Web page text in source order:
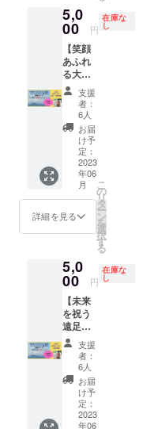
その際
の返金
は行い
ませ
ん。 ＊
キャン
プ場の
ルール
を守っ
て、皆
が楽し
く過ご
せるよ
うに努
めま
う。
✼••┈┈••
✼••┈┈••
✼••┈┈••
✼ 《リ
ターン
提供・
施行責
任者》
奈良隆
サービ
ス内容
に関す
る効果
効能
」を出
展。
2019年
6月に国
際平和
美術展
では神
奈川県
民ホー
ルにて
「Earth
Tree」
を出
品。そ
の後11
オース
トリア
ウィー
ンにあ
るハプ
スブル
ク家が
所有し
ていた
世界文
化遺産
「シェ
ーンブ
ルン宮
殿」に
時間に2
か月以
上は頂
きま
す） ＊
納品後
の商品
の使用
権は購
入した
方に移
ります
が、著
作権に
関して
者にあ
りま
制作し
た作品
の写真
等は宣
伝など
に使わ
せてい
ただき
ます。
＊具体
的にど
のよう
なもの
が欲し
て：児
童養護
施設に
14年間
勤め、
退社。
その
後、木
工作家
として
[HUG
WOOD
WORK
S] を立
ち上
アー
ティス
クな作
品作り
に勤
む。
2016年
9月に開
催した
初の個
展では
100人以
上の
方々が
足を運
ぶ。以
✼••┈┈••
✼••┈┈••
✼
方の相
談 ・W
ワー
カーの
心得
（会社
員＆副
業） ・
ただた
だお
話、夢
を語
る、妄
想トー
ク ・心
ネガ
ティブ
励まし
トーク
・オン
ライン
ゲーム
の相
手、な
どな
ど、 で
きる範
囲でリ
クエス
トにお
りたい
⑥SNS
をブ
ラッ
シュ
アップ
した
い、 こ
の機会
に一緒
に楽し
みませ
んか？
作品を1
人１つ
作りま
す。み
ないと
ころを
解決し
ながら
進めて
いきま
す。 オ
ンライ
ン90分
グルー
プ講
座。 5
月22日
もっと
鮮明に
目にみ
える形
にする
夢や目
標にワ
クワク
してい
ても ど
こかで
無理か
な…っ
て 気分
が下
がって
よね そ
こでオ
ススメ
するの
が「予
祝新
聞」な
んです
まるで
スポー
ツ新聞
の号外
のよう
5,0
00 円
在庫な
し
【笑顔
あふれ
る大人
の遠足
まさみ
んの江
ノ島１
Day満
喫ガイ
ド】 江
ノ島を
こよな
く愛す
る女、
江ノ島
ラバー
みんこ
と矢吹
雅美と
共に行
く大人
の遠
足。
2021年
からス
タート
した江
ノ島リ
トリー
支援
者：
6人
お届
け予
定：
2023
年06
月
詳細を見る
こ
の
リ
タ
ー
ン
を
選
択
す
る
5,0
00 円
在庫な
し
【未来
を祝う
遠足ま
さみん
の江ノ
島１
Day満
喫リト
リー
ト】 江
支援
者：
6人
お届
け予
定：
2023
年06